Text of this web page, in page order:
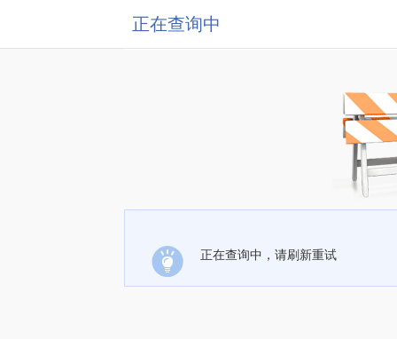
正在查询中
正在查询中，请刷新重试